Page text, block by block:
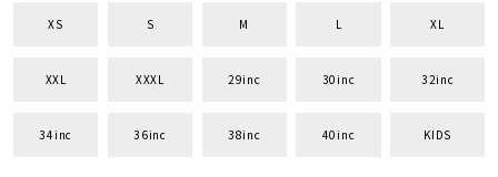
価格から探す
XS S M L XL
XXL XXXL 29inc 30inc 32inc
34inc 36inc 38inc 40inc KIDS